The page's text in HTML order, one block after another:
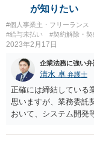
が知りたい
#個人事業主・フリーランス
#給与未払い
#契約解除・契
2023年2月17日
企業法務に強い弁
清水 卓 弁護士
正確には締結している
思いますが、業務委託
おいて、システム開発
まで終えているか否か